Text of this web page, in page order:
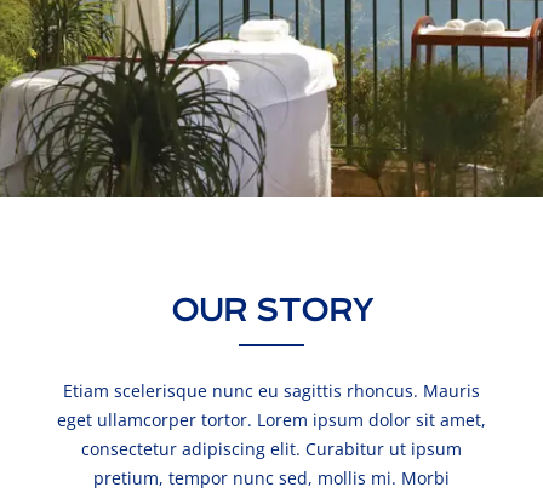
OUR STORY
Etiam scelerisque nunc eu sagittis rhoncus. Mauris
eget ullamcorper tortor. Lorem ipsum dolor sit amet,
consectetur adipiscing elit. Curabitur ut ipsum
pretium, tempor nunc sed, mollis mi. Morbi